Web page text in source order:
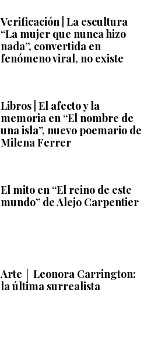
Verificación | La escultura
“La mujer que nunca hizo
nada”, convertida en
fenómeno viral, no existe
Libros | El afecto y la
memoria en “El nombre de
una isla”, nuevo poemario de
Milena Ferrer
El mito en “El reino de este
mundo” de Alejo Carpentier
Arte │ Leonora Carrington:
la última surrealista